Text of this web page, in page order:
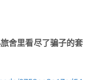
舍里看尽了骗子的套